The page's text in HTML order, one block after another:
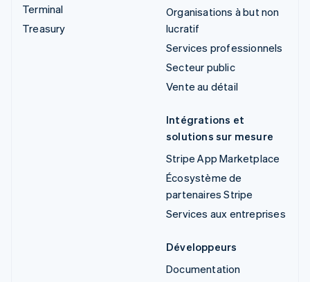
Terminal
Treasury
Organisations à but non
lucratif
Services professionnels
Secteur public
Vente au détail
Intégrations et
solutions sur mesure
Stripe App Marketplace
Écosystème de
partenaires Stripe
Services aux entreprises
Développeurs
Documentation